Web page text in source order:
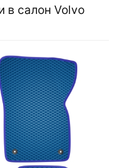
в салон Volvo